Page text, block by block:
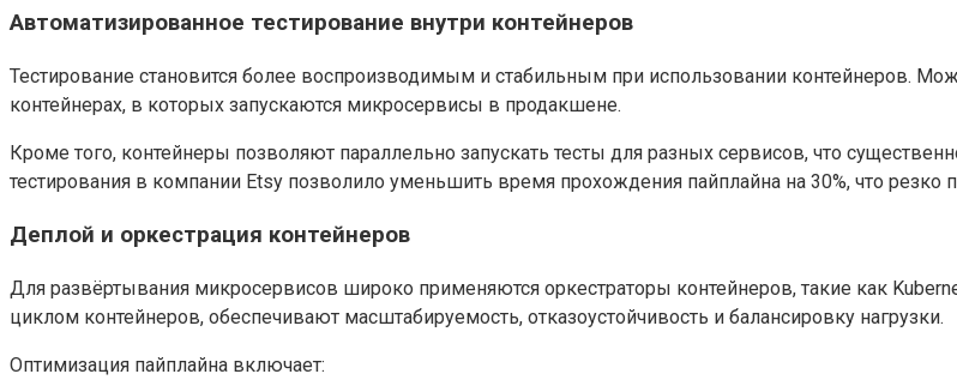
Автоматизированное тестирование внутри контейнеров
Тестирование становится более воспроизводимым и стабильным при использовании контейнеров.
контейнерах, в которых запускаются микросервисы в продакшене.
Кроме того, контейнеры позволяют параллельно запускать тесты для разных сервисов, что
тестирования в компании Etsy позволило уменьшить время прохождения пайплайна на 30%, что резко
Деплой и оркестрация контейнеров
Для развёртывания микросервисов широко применяются оркестраторы контейнеров, такие как
циклом контейнеров, обеспечивают масштабируемость, отказоустойчивость и балансировку нагрузки.
Оптимизация пайплайна включает: